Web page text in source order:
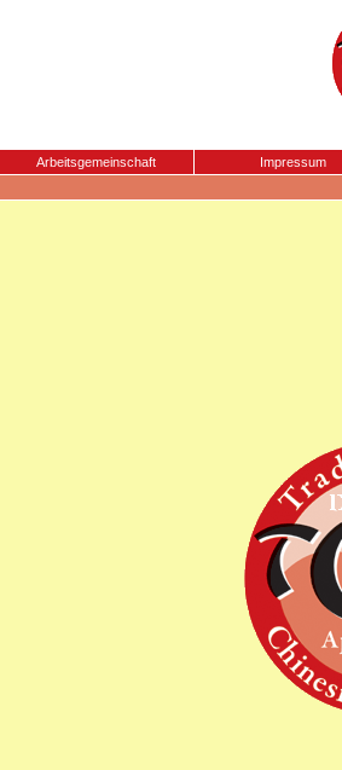
Arbeitsgemeinschaft Impressum